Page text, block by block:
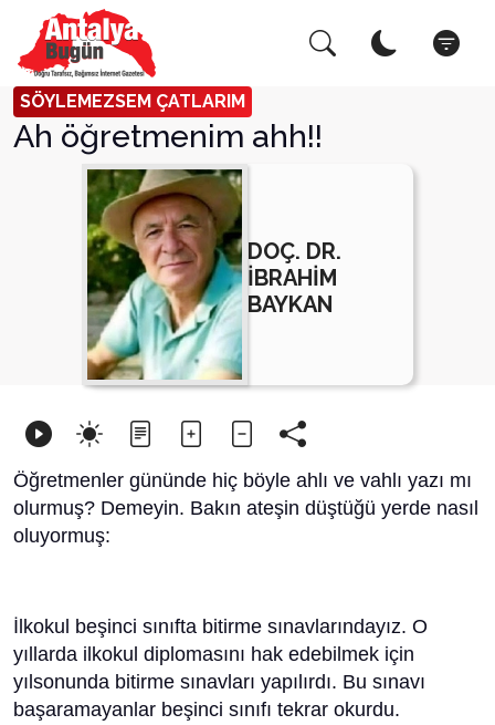
SÖYLEMEZSEM ÇATLARIM
Ah öğretmenim ahh!!
DOÇ. DR.
İBRAHİM
BAYKAN
Öğretmenler gününde hiç böyle ahlı ve vahlı yazı mı
olurmuş? Demeyin. Bakın ateşin düştüğü yerde nasıl
oluyormuş:
İlkokul beşinci sınıfta bitirme sınavlarındayız. O
yıllarda ilkokul diplomasını hak edebilmek için
yılsonunda bitirme sınavları yapılırdı. Bu sınavı
başaramayanlar beşinci sınıfı tekrar okurdu.
Arama Yap! Kapat